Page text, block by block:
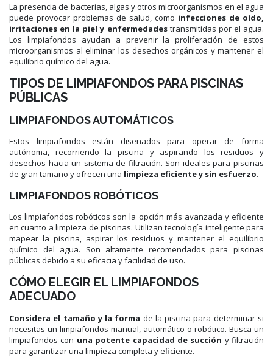
La presencia de bacterias, algas y otros microorganismos en el agua
puede provocar problemas de salud, como infecciones de oído,
irritaciones en la piel y enfermedadestransmitidas por el agua.
Los limpiafondos ayudan a prevenir la proliferación de estos
microorganismos al eliminar los desechos orgánicos y mantener el
equilibrio químico del agua.
TIPOS DE LIMPIAFONDOS PARA PISCINAS
PÚBLICAS
LIMPIAFONDOS AUTOMÁTICOS
Estos limpiafondos están diseñados para operar de forma
autónoma, recorriendo la piscina y aspirando los residuos y
desechos hacia un sistema de filtración. Son ideales para piscinas
de gran tamaño y ofrecen una limpieza eficiente y sin esfuerzo.
LIMPIAFONDOS ROBÓTICOS
Los limpiafondos robóticos son la opción más avanzada y eficiente
en cuanto a limpieza de piscinas. Utilizan tecnología inteligente para
mapear la piscina, aspirar los residuos y mantener el equilibrio
químico del agua. Son altamente recomendados para piscinas
públicas debido a su eficacia y facilidad de uso.
CÓMO ELEGIR EL LIMPIAFONDOS
ADECUADO
Considera el tamaño y la forma de la piscina para determinar si
necesitas un limpiafondos manual, automático o robótico. Busca un
limpiafondos con una potente capacidad de succión y filtración
para garantizar una limpieza completa y eficiente.